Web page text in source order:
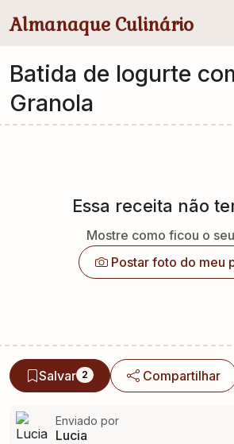
Almanaque Culinário
Batida de Iogurte
Granola
Essa receita não
Mostre como ficou o
Postar foto do meu
Salvar 2 Compartilhar
Enviado por
Lucia